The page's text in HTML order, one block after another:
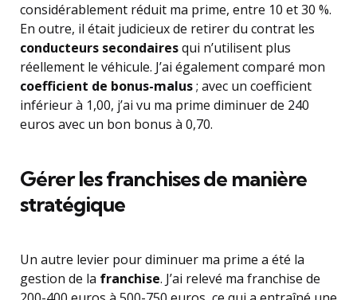
considérablement réduit ma prime, entre 10 et 30 %.
En outre, il était judicieux de retirer du contrat les
conducteurs secondairesqui n’utilisent plus
réellement le véhicule. J’ai également comparé mon
coefficient de bonus-malus; avec un coefficient
inférieur à 1,00, j’ai vu ma prime diminuer de 240
euros avec un bon bonus à 0,70.
Gérer les franchises de manière
stratégique
Un autre levier pour diminuer ma prime a été la
gestion de la franchise. J’ai relevé ma franchise de